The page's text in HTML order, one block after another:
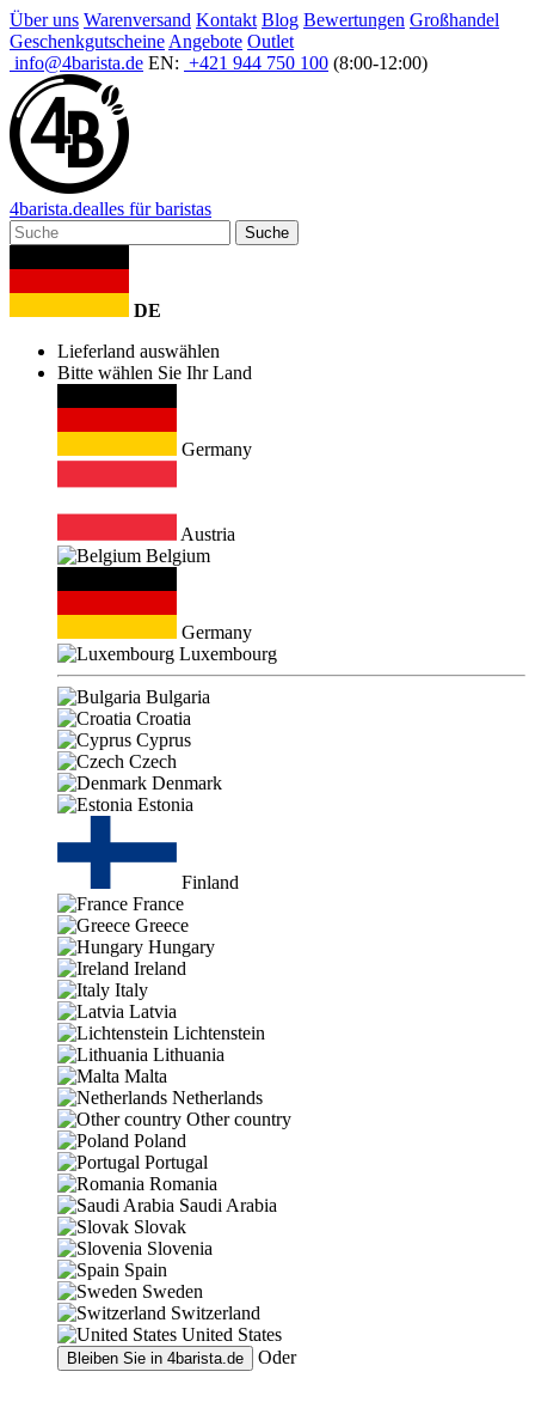
Über uns Warenversand Kontakt Blog Bewertungen Großhandel
Geschenkgutscheine Angebote Outlet
info@4barista.de EN: +421 944 750 100 (8:00-12:00)
4barista.dealles für baristas
Suche
DE
Lieferland auswählen
Bitte wählen Sie Ihr Land
Germany
Austria
Belgium
Germany
Luxembourg
Bulgaria
Croatia
Cyprus
Czech
Denmark
Estonia
Finland
France
Greece
Hungary
Ireland
Italy
Latvia
Lichtenstein
Lithuania
Malta
Netherlands
Other country
Poland
Portugal
Romania
Saudi Arabia
Slovak
Slovenia
Spain
Sweden
Switzerland
United States
Bleiben Sie in 4barista.de Oder